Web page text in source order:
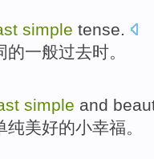
simple tense.
的一般过去时。
simple and
纯美好的小幸福 。